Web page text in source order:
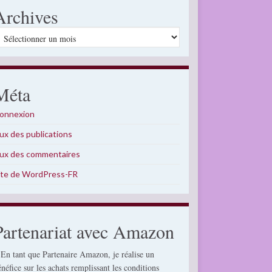
des publications
des commentaires
de WordPress-FR
avec Amazon
tant que Partenaire Amazon, je réalise un
sur les achats remplissant les conditions